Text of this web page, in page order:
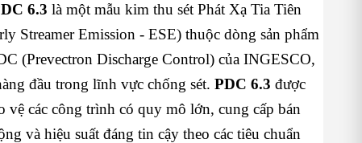
6.3 là một mẫu kim thu sét Phát Xạ Tia Tiên
Streamer Emission - ESE) thuộc dòng sản phẩm
(Prevectron Discharge Control) của INGESCO,
đầu trong lĩnh vực chống sét. PDC 6.3 được
vệ các công trình có quy mô lớn, cung cấp bán
và hiệu suất đáng tin cậy theo các tiêu chuẩn